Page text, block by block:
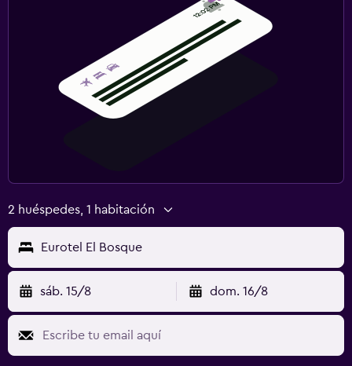
2 huéspedes, 1 habitación
Eurotel El Bosque
sáb. 15/8 dom. 16/8